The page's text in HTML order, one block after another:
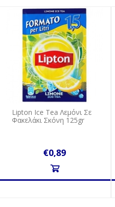
Lipton Ice Tea Λεμόνι Σε
Φακελάκι Σκόνη 125gr
€0,89